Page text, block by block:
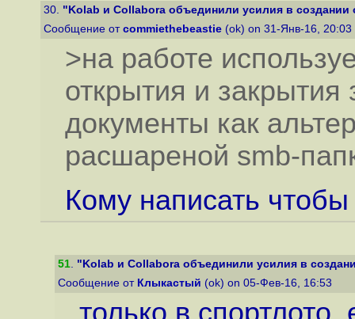
30. "Kolab и Collabora объединили усилия в создании
Сообщение от commiethebeastie (ok) on 31-Янв-16, 20:03
>на работе
открытия и закрытия
документы как
расшареной smb-
Кому написать
51. "Kolab и Collabora объединили усилия в
Сообщение от Клыкастый (ok) on 05-Фев-16, 16:53